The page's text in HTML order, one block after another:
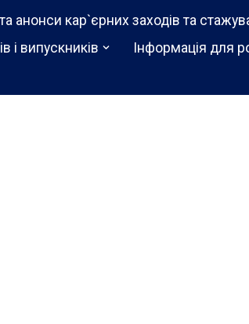
анонси кар`єрних заходів та
і випускників
Інформація для